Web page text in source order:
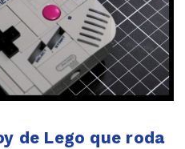
de Lego que roda